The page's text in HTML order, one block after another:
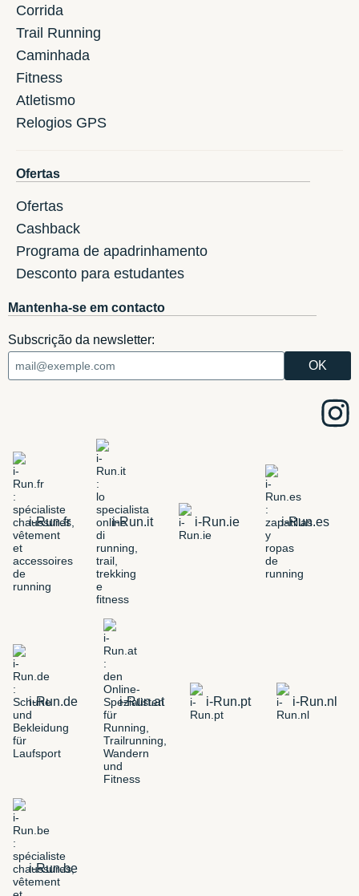
Corrida
Trail Running
Caminhada
Fitness
Atletismo
Relogios GPS
Ofertas
Ofertas
Cashback
Programa de apadrinhamento
Desconto para estudantes
Mantenha-se em contacto
Subscrição da newsletter:
i-Run.fr i-Run.it i-Run.ie i-Run.es
i-Run.de i-Run.at i-Run.pt i-Run.nl
i-Run.be